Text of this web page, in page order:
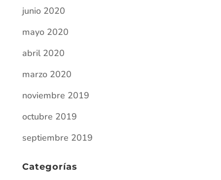
junio 2020
mayo 2020
abril 2020
marzo 2020
noviembre 2019
octubre 2019
septiembre 2019
Categorías